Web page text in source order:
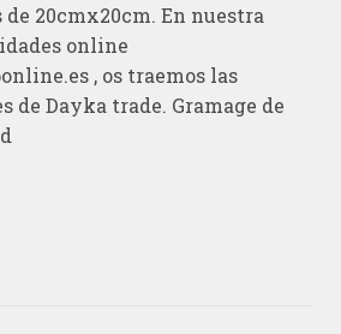
20cmx20cm. En nuestra
online
, os traemos las
de Dayka trade. Gramage de